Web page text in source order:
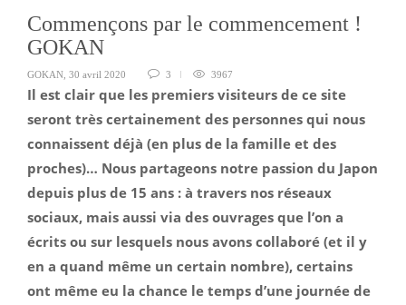
Commençons par le commencement !
GOKAN
GOKAN 30 avril 2020 3 3967
Il est clair que les premiers visiteurs de ce site
seront très certainement des personnes qui nous
connaissent déjà (en plus de la famille et des
proches)… Nous partageons notre passion du Japon
depuis plus de 15 ans : à travers nos réseaux
sociaux, mais aussi via des ouvrages que l’on a
écrits ou sur lesquels nous avons collaboré (et il y
en a quand même un certain nombre), certains
ont même eu la chance le temps d’une journée de